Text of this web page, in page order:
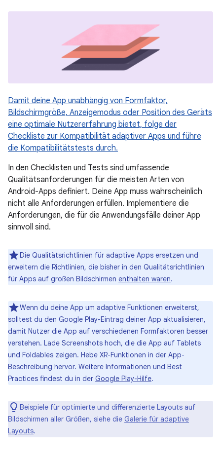
Damit deine App unabhängig von Formfaktor,
Bildschirmgröße, Anzeigemodus oder Position des Geräts
eine optimale Nutzererfahrung bietet, folge der
Checkliste zur Kompatibilität adaptiver Apps und führe
die Kompatibilitätstests durch.
In den Checklisten und Tests sind umfassende
Qualitätsanforderungen für die meisten Arten von
Android-Apps definiert. Deine App muss wahrscheinlich
nicht alle Anforderungen erfüllen. Implementiere die
Anforderungen, die für die Anwendungsfälle deiner App
sinnvoll sind.
Die Qualitätsrichtlinien für adaptive Apps ersetzen und
erweitern die Richtlinien, die bisher in den Qualitätsrichtlinien
für Apps auf großen Bildschirmen enthalten waren.
Wenn du deine App um adaptive Funktionen erweiterst,
solltest du den Google Play-Eintrag deiner App aktualisieren,
damit Nutzer die App auf verschiedenen Formfaktoren besser
verstehen. Lade Screenshots hoch, die die App auf Tablets
und Foldables zeigen. Hebe XR-Funktionen in der App-
Beschreibung hervor. Weitere Informationen und Best
Practices findest du in der Google Play-Hilfe.
Beispiele für optimierte und differenzierte Layouts auf
Bildschirmen aller Größen, siehe die Galerie für adaptive
Layouts.